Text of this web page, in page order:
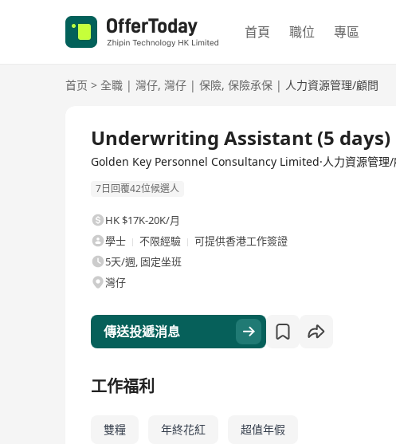
首頁 職位 專區
首页 > 全職 | 灣仔, 灣仔 | 保險, 保險承保 | 人力資源管理/顧問
Underwriting Assistant (5 days)
Golden Key Personnel Consultancy Limited·人力資源管理/
7日回覆42位候選人
HK $17K-20K/月
學士
不限經驗
可提供香港工作簽證
5天/週, 固定坐班
灣仔
傳送投遞消息
工作福利
雙糧 年終花紅 超值年假